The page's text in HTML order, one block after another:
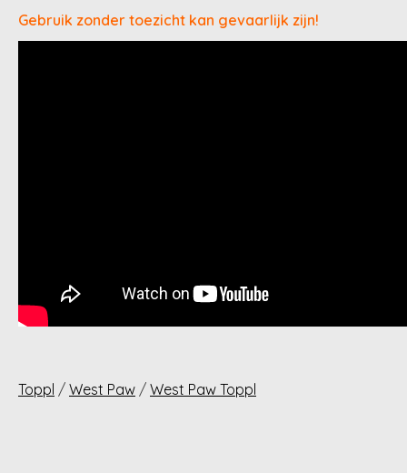
Gebruik zonder toezicht kan gevaarlijk zijn!
Toppl / West Paw / West Paw Toppl